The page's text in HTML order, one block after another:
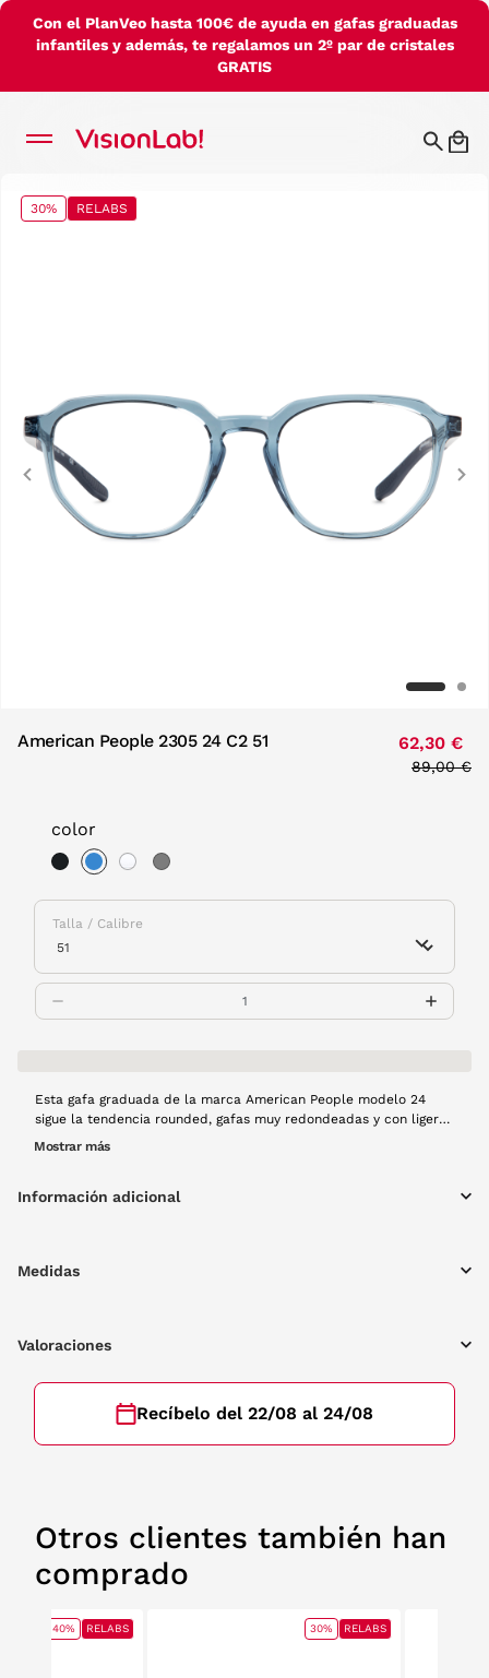
Con el PlanVeo hasta 100€ de ayuda en gafas graduadas
infantiles y además, te regalamos un 2º par de cristales
GRATIS
30% RELABS
Previous
American People 2305 24 C2 51 62,30 €
Price
89,00 €
color
Talla / Calibre
Esta gafa graduada de la marca American People modelo 24
sigue la tendencia rounded, gafas muy redondeadas y con ligero
estilo retro. Es de pasta en color negro, un básico para cualquier
Mostrar más
Información adicional
Medidas
Valoraciones
Recíbelo del 22/08 al 24/08
Otros clientes también han
comprado
40% RELABS 30% RELABS